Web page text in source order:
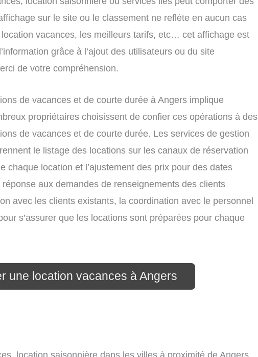
sur le site ou le classement ne reflète en aucun cas
location vacances, les meilleurs tarifs, etc… cet affichage est
grâce à l’ajout des utilisateurs ou du site
de votre compréhension.
de vacances et de courte durée à Angers implique
propriétaires choisissent de confier ces opérations à des
de vacances et de courte durée. Les services de gestion
le listage des locations sur les canaux de réservation
chaque location et l’ajustement des prix pour des dates
aux demandes de renseignements des clients
avec les clients existants, la coordination avec le personnel
s’assurer que les locations sont préparées pour chaque
une location vacances à Angers
location saisonnière dans les villes à proximité de Angers